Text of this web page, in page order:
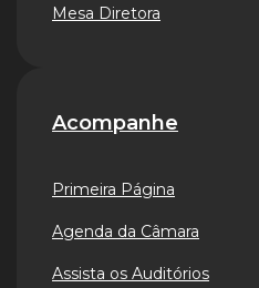
Mesa Diretora
Acompanhe
Primeira Página
Agenda da Câmara
Assista os Auditórios